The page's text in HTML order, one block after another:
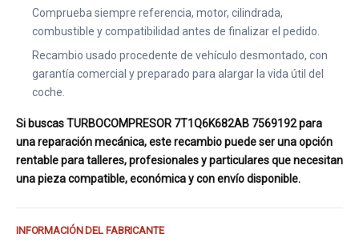
Comprueba siempre referencia, motor, cilindrada,
combustible y compatibilidad antes de finalizar el pedido.
Recambio usado procedente de vehículo desmontado, con
garantía comercial y preparado para alargar la vida útil del
coche.
Si buscas TURBOCOMPRESOR 7T1Q6K682AB 7569192 para
una reparación mecánica, este recambio puede ser una opción
rentable para talleres, profesionales y particulares que necesitan
una pieza compatible, económica y con envío disponible.
INFORMACIÓN DEL FABRICANTE